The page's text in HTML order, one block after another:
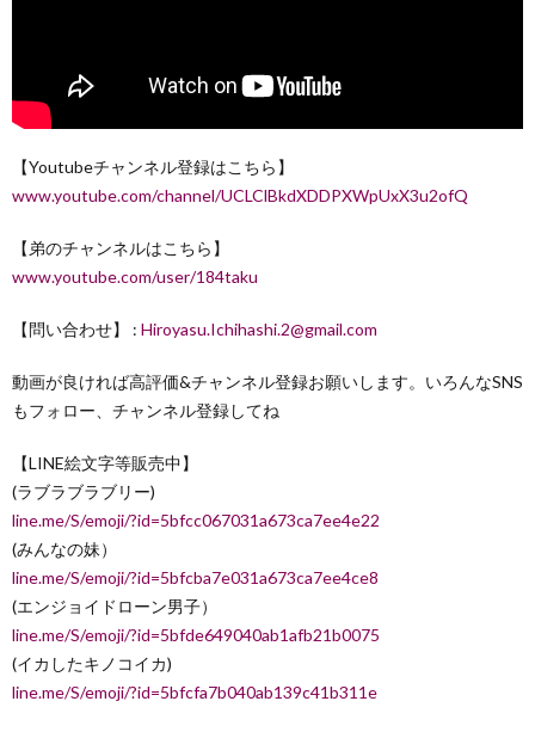
【Youtubeチャンネル登録はこちら】
www.youtube.com/channel/UCLClBkdXDDPXWpUxX3u2ofQ
【弟のチャンネルはこちら】
www.youtube.com/user/184taku
【問い合わせ】 : Hiroyasu.Ichihashi.2@gmail.com
動画が良ければ高評価&チャンネル登録お願いします。いろんなSNS
もフォロー、チャンネル登録してね
【LINE絵文字等販売中】
(ラブラブラブリー)
line.me/S/emoji/?id=5bfcc067031a673ca7ee4e22
(みんなの妹）
line.me/S/emoji/?id=5bfcba7e031a673ca7ee4ce8
(エンジョイドローン男子）
line.me/S/emoji/?id=5bfde649040ab1afb21b0075
(イカしたキノコイカ)
line.me/S/emoji/?id=5bfcfa7b040ab139c41b311e